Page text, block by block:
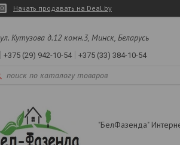
Начать продавать на Deal.by
ул. Кутузова д.12 комн.3, Минск, Беларусь
+375 (29) 942-10-54 +375 (33) 384-10-54
"БелФазенда"